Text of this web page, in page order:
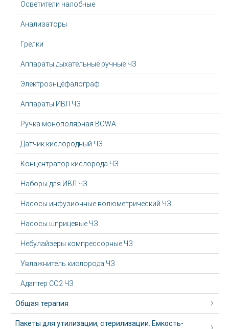
Осветители налобные
Анализаторы
Грелки
Аппараты дыхательные ручные ЧЗ
Электроэнцефалограф
Аппараты ИВЛ ЧЗ
Ручка монополярная BOWA
Датчик кислородный ЧЗ
Концентратор кислорода ЧЗ
Наборы для ИВЛ ЧЗ
Насосы инфузионные волюметрический ЧЗ
Насосы шприцевые ЧЗ
Небулайзеры компрессорные ЧЗ
Увлажнитель кислорода ЧЗ
Адаптер CO2 ЧЗ
Общая терапия
Пакеты для утилизации, стерилизации. Емкость-